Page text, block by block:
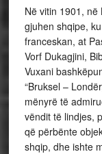
Në vitin 1901,
gjuhen shqipe,
franceskan, at
Vorf Dukagjini,
Vuxani
“Bruksel –
mënyrë të
vëndit të lindjes,
që përbënte
shqip, dhe ishte